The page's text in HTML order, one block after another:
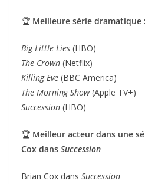
🏆 Meilleure série dramatique :
Big Little Lies (HBO)
The Crown (Netflix)
Killing Eve (BBC America)
The Morning Show(Apple TV+)
Succession (HBO)
🏆 Meilleur acteur dans une
Cox dans Succession
Brian Cox dans Succession